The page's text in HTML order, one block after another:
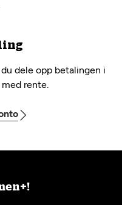
dele opp betalingen i
rente.